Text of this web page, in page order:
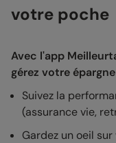
votre poche
Avec l'app
gérez votre
Suivez la
(assurance vie,
Gardez un oeil